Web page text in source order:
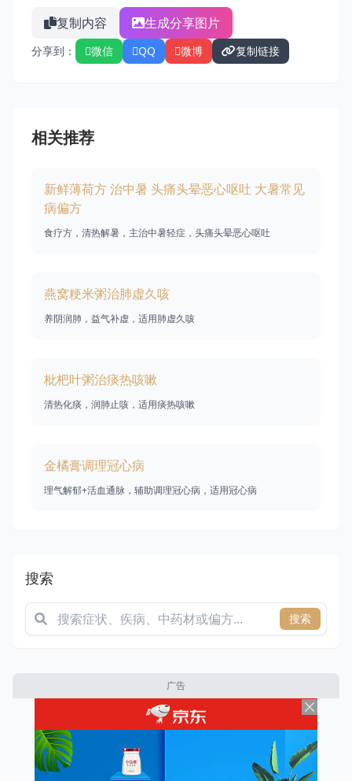
复制内容 生成分享图片
分享到： 微信 QQ 微博 复制链接
相关推荐
新鲜薄荷方 治中暑 头痛头晕恶心呕吐 大暑常见
病偏方
食疗方，清热解暑，主治中暑轻症，头痛头晕恶心呕吐
燕窝粳米粥治肺虚久咳
养阴润肺，益气补虚，适用肺虚久咳
枇杷叶粥治痰热咳嗽
清热化痰，润肺止咳，适用痰热咳嗽
金橘膏调理冠心病
理气解郁+活血通脉，辅助调理冠心病，适用冠心病
搜索
搜索
广告